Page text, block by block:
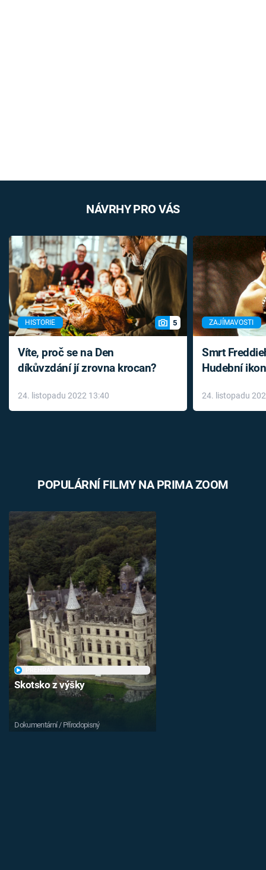
NÁVRHY PRO VÁS
HISTORIE 5
Víte, proč se na Den
díkůvzdání jí zrovna krocan?
24. listopadu 2022 13:40
ZAJÍMAVOSTI
Smrt
Hudební
léky
24. listopadu
POPULÁRNÍ FILMY NA PRIMA ZOOM
Skotsko z výšky
Dokumentární / Přírodopisný